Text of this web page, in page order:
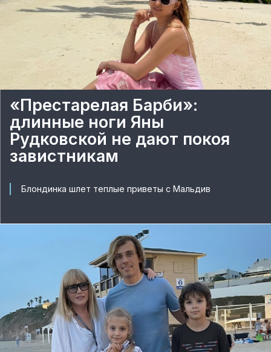
«Престарелая Барби»:
длинные ноги Яны
Рудковской не дают покоя
завистникам
Блондинка шлет теплые приветы с Мальдив